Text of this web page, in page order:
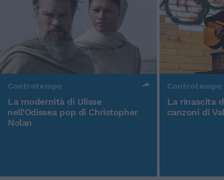
Controtempo
La modernità di Ulisse
nell'Odissea pop di Christopher
Nolan
Controtempo
La rinascita
canzoni di